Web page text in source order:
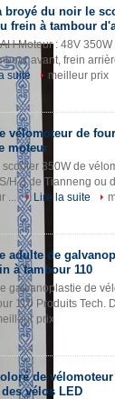
broyé du noir le
frein à tambour
Moteur : 48V
avant, frein
suite
meilleur prix
vélomoteur de
moteur
350W de
H 3 de Tianneng ou
...
Lire la suite
adulte de
à tambour 110
galvanoplastie de
110 Produits Tech.
prix
de
vélos LED